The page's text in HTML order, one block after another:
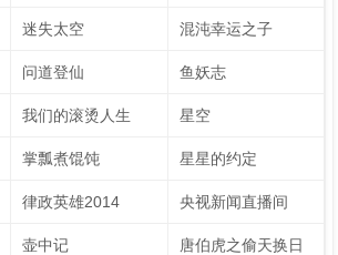
迷失太空 混沌幸运之子
问道登仙 鱼妖志
我们的滚烫人生 星空
掌瓢煮馄饨 星星的约定
律政英雄2014 央视新闻直播间
壶中记 唐伯虎之偷天换日